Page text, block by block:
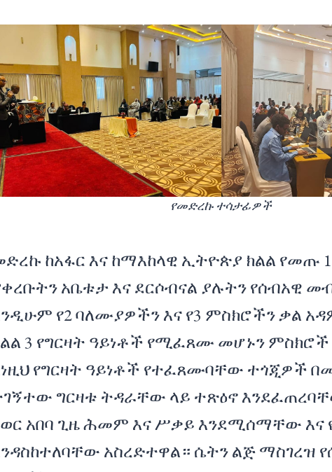
የመድረኩ ተሳታፊዎች
ከአፋር እና ከማእከላዊ ኢትዮጵያ ክልል የመጡ
አቤቱታ እና ደርሶብናል ያሉትን የሰብአዊ
የ2 ባለሙያዎችን እና የ3 ምስክሮችን ቃል
3 የግርዛት ዓይነቶች የሚፈጸሙ መሆኑን
የግርዛት ዓይነቶች የተፈጸሙባቸው ተጎጂዎች
ግርዛቱ ትዳራቸው ላይ ተጽዕኖ
አበባ ጊዜ ሕመም እና ሥቃይ እንደሚሰማቸው እና
አስረድተዋል። ሴትን ልጅ ማስገረዝ